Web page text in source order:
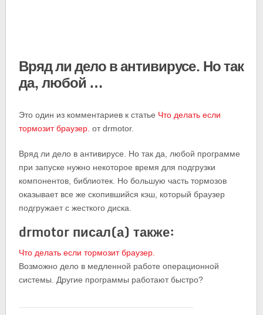
Вряд ли дело в антивирусе. Но так
да, любой …
Это один из комментариев к статье Что делать если
тормозит браузер. от drmotor.
Вряд ли дело в антивирусе. Но так да, любой программе
при запуске нужно некоторое время для подгрузки
компонентов, библиотек. Но большую часть тормозов
оказывает все же скопившийся кэш, который браузер
подгружает с жесткого диска.
drmotor писал(а) также:
Что делать если тормозит браузер.
Возможно дело в медленной работе операционной
системы. Другие программы работают быстро?